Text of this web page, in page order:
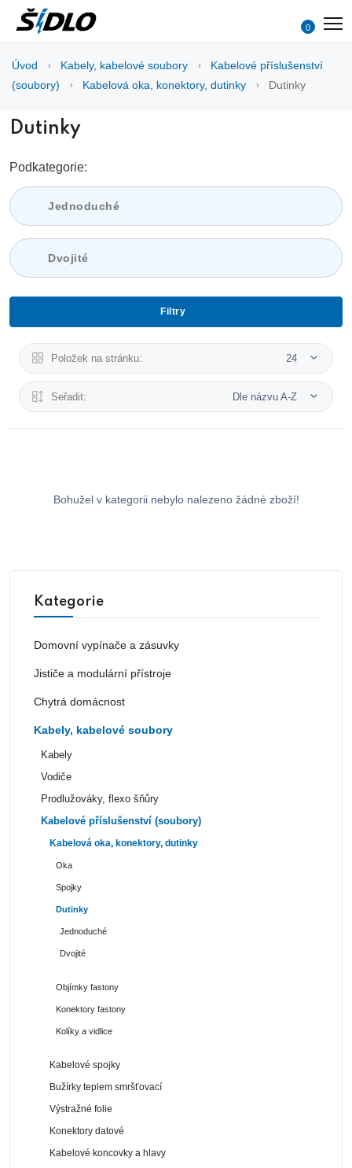
0
Úvod Kabely, kabelové soubory
Kabelové příslušenství
(soubory)
Kabelová oka, konektory, dutinky Dutinky
Dutinky
Podkategorie:
Jednoduché
Dvojité
Filtry
Položek na stránku: 24
Seřadit: Dle názvu A-Z
Bohužel v kategorii nebylo nalezeno žádné zboží!
Kategorie
Domovní vypínače a zásuvky
Jističe a modulární přístroje
Chytrá domácnost
Kabely, kabelové soubory
Kabely
Vodiče
Prodlužováky, flexo šňůry
Kabelové příslušenství (soubory)
Kabelová oka, konektory, dutinky
Oka
Spojky
Dutinky
Jednoduché
Dvojité
Objímky fastony
Konektory fastony
Kolíky a vidlice
Kabelové spojky
Bužírky teplem smršťovací
Výstražné folie
Konektory datové
Kabelové koncovky a hlavy